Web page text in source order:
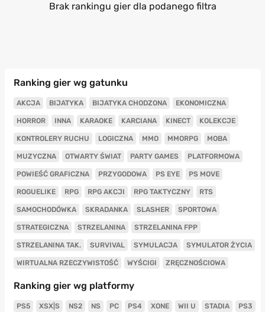
Brak rankingu gier dla podanego filtra
Ranking gier wg gatunku
AKCJA BIJATYKA BIJATYKA CHODZONA EKONOMICZNA
HORROR INNA KARAOKE KARCIANA KINECT KOLEKCJE
KONTROLERY RUCHU LOGICZNA MMO MMORPG MOBA
MUZYCZNA OTWARTY ŚWIAT PARTY GAMES PLATFORMOWA
POWIEŚĆ GRAFICZNA PRZYGODOWA PS EYE PS MOVE
ROGUELIKE RPG RPG AKCJI RPG TAKTYCZNY RTS
SAMOCHODÓWKA SKRADANKA SLASHER SPORTOWA
STRATEGICZNA STRZELANINA STRZELANINA FPP
STRZELANINA TAK. SURVIVAL SYMULACJA SYMULATOR ŻYCIA
WIRTUALNA RZECZYWISTOŚĆ WYŚCIGI ZRĘCZNOŚCIOWA
Ranking gier wg platformy
PS5 XSX|S NS2 NS PC PS4 XONE WII U STADIA PS3